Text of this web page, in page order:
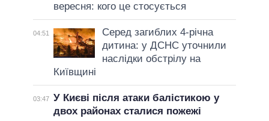
вересня: кого це стосується
04:51
Серед загиблих 4-річна
дитина: у ДСНС уточнили
наслідки обстрілу на
Київщині
03:47 У Києві після атаки балістикою у
двох районах сталися пожежі